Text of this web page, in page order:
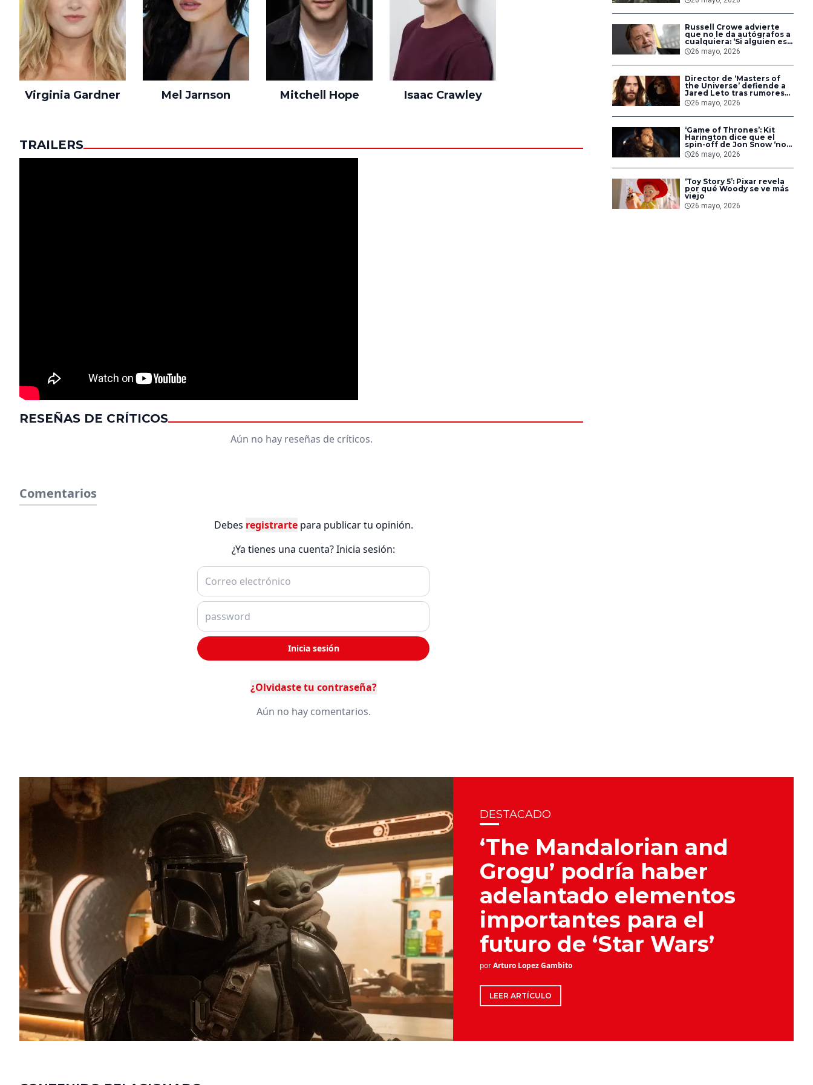
Virginia Gardner Mel Jarnson Mitchell Hope Isaac Crawley Shinji
TRAILERS
RESEÑAS DE CRÍTICOS
Aún no hay reseñas de críticos.
veremos en la temporada
3
Russell Crowe advierte
que no le da autógrafos a
cualquiera: ‘Si alguien es
un imbécil, me voy’
26 mayo, 2026
Director de ‘Masters of
the Universe’ defiende a
Jared Leto tras rumores
sobre su descontento
con la película
26 mayo, 2026
‘Game of Thrones’: Kit
Harington dice que el
spin-off de Jon Snow ‘no
está muerto’
26 mayo, 2026
‘Toy Story 5’: Pixar revela
por qué Woody se ve más
viejo
26 mayo, 2026
Comentarios
Debes registrartepara publicar tu opinión.
¿Ya tienes una cuenta? Inicia sesión:
Inicia sesión
¿Olvidaste tu contraseña?
Aún no hay comentarios.
DESTACADO
‘The Mandalorian and
Grogu’ podría haber
adelantado elementos
importantes para el
futuro de ‘Star Wars’
porArturo Lopez Gambito
LEER ARTÍCULO